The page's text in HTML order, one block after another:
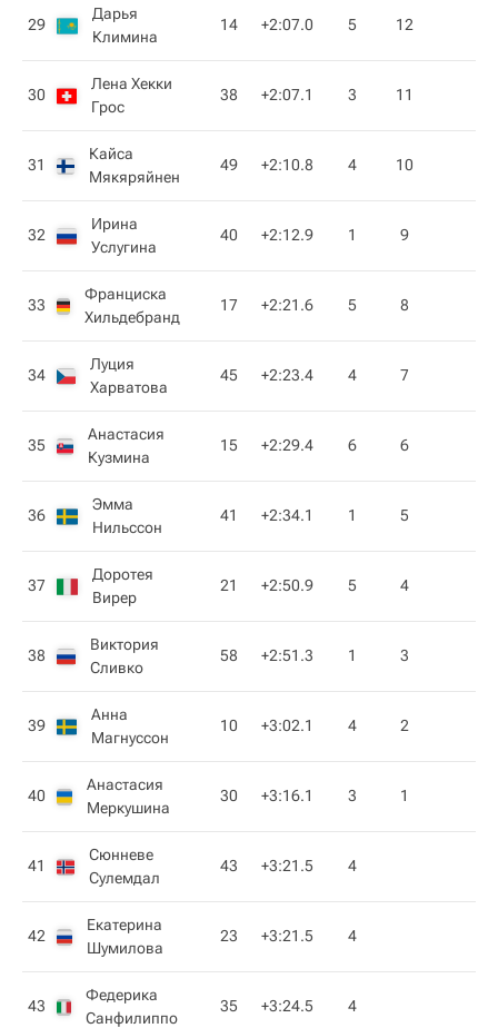
29
Дарья
Климина
14 +2:07.0 5 12
30
Лена Хекки
Грос
38 +2:07.1 3 11
31
Кайса
Мякяряйнен
49 +2:10.8 4 10
32
Ирина
Услугина
40 +2:12.9 1 9
33
Франциска
Хильдебранд
17 +2:21.6 5 8
34
Луция
Харватова
45 +2:23.4 4 7
35
Анастасия
Кузмина
15 +2:29.4 6 6
36
Эмма
Нильссон
41 +2:34.1 1 5
37
Доротея
Вирер
21 +2:50.9 5 4
38
Виктория
Сливко
58 +2:51.3 1 3
39
Анна
Магнуссон
10 +3:02.1 4 2
40
Анастасия
Меркушина
30 +3:16.1 3 1
41
Сюнневе
Сулемдал
43 +3:21.5 4
42
Екатерина
Шумилова
23 +3:21.5 4
43
Федерика
Санфилиппо
35 +3:24.5 4